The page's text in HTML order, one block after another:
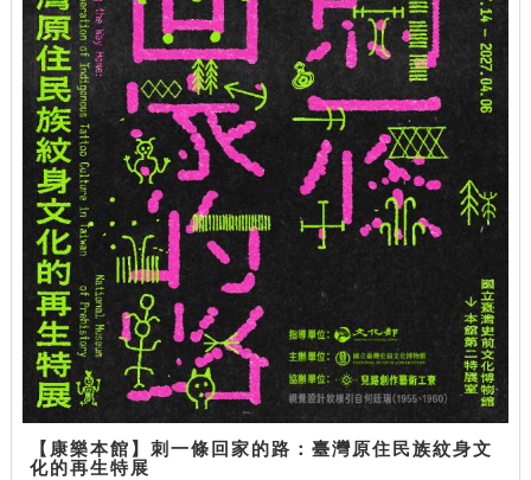
【康樂本館】刺一條回家的路：臺灣原住民族紋身文
化的再生特展